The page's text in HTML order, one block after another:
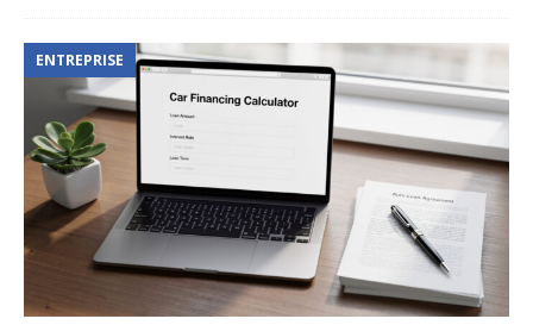
ENTREPRISE